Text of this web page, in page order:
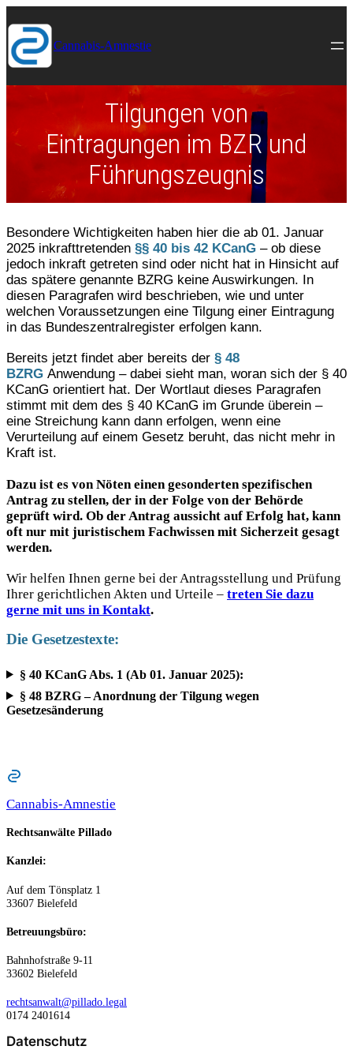
zum
Inhalt
wechseln
Cannabis-Amnestie
Tilgungen von
Eintragungen im BZR und
Führungszeugnis
Besondere Wichtigkeiten haben hier die ab 01. Januar
2025 inkrafttretenden §§ 40 bis 42 KCanG – ob diese
jedoch inkraft getreten sind oder nicht hat in Hinsicht auf
das spätere genannte BZRG keine Auswirkungen. In
diesen Paragrafen wird beschrieben, wie und unter
welchen Voraussetzungen eine Tilgung einer Eintragung
in das Bundeszentralregister erfolgen kann.
Bereits jetzt findet aber bereits der § 48
BZRG Anwendung – dabei sieht man, woran sich der § 40
KCanG orientiert hat. Der Wortlaut dieses Paragrafen
stimmt mit dem des § 40 KCanG im Grunde überein –
eine Streichung kann dann erfolgen, wenn eine
Verurteilung auf einem Gesetz beruht, das nicht mehr in
Kraft ist.
Dazu ist es von Nöten einen gesonderten spezifischen
Antrag zu stellen, der in der Folge von der Behörde
geprüft wird. Ob der Antrag aussicht auf Erfolg hat, kann
oft nur mit juristischem Fachwissen mit Sicherzeit gesagt
werden.
Wir helfen Ihnen gerne bei der Antragsstellung und Prüfung
Ihrer gerichtlichen Akten und Urteile – treten Sie dazu
gerne mit uns in Kontakt.
Die Gesetzestexte:
§ 40 KCanG Abs. 1 (Ab 01. Januar 2025):
§ 48 BZRG – Anordnung der Tilgung wegen
Gesetzesänderung
Cannabis-Amnestie
Rechtsanwälte Pillado
Kanzlei:
Auf dem Tönsplatz 1
33607 Bielefeld
Betreuungsbüro:
Bahnhofstraße 9-11
33602 Bielefeld
rechtsanwalt@pillado.legal
0174 2401614
Datenschutz